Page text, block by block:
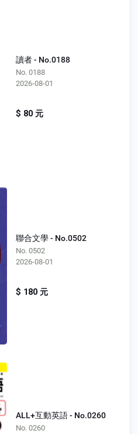
讀者 - No.0188
No. 0188
2026-08-01
$ 80 元
聯合文學 - No.0502
No. 0502
2026-08-01
$ 180 元
ALL+互動英語 - No.0260
No. 0260